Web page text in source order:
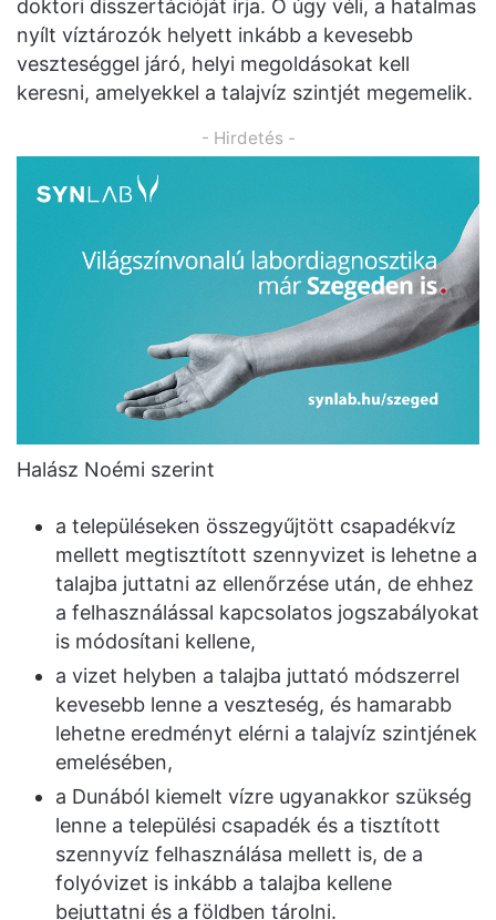
doktori disszertációját írja. Ő úgy véli, a hatalmas
nyílt víztározók helyett inkább a kevesebb
veszteséggel járó, helyi megoldásokat kell
keresni, amelyekkel a talajvíz szintjét megemelik.
- Hirdetés -
Halász Noémi szerint
a településeken összegyűjtött csapadékvíz
mellett megtisztított szennyvizet is lehetne a
talajba juttatni az ellenőrzése után, de ehhez
a felhasználással kapcsolatos jogszabályokat
is módosítani kellene,
a vizet helyben a talajba juttató módszerrel
kevesebb lenne a veszteség, és hamarabb
lehetne eredményt elérni a talajvíz szintjének
emelésében,
a Dunából kiemelt vízre ugyanakkor szükség
lenne a települési csapadék és a tisztított
szennyvíz felhasználása mellett is, de a
folyóvizet is inkább a talajba kellene
bejuttatni és a földben tárolni.